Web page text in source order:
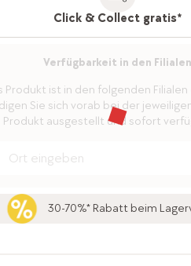
Click & Collect gratis*
Verfügbarkeit in den Filialen
Produkt ist in den folgenden
Sie sich vorab bei der
Produkt ausgestellt und sofort
30-70%* Rabatt beim